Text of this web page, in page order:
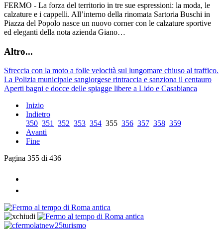
FERMO - La forza del territorio in tre sue espressioni: la moda, le
calzature e i cappelli. All’interno della rinomata Sartoria Buschi in
Piazza del Popolo nasce un nuovo corner con le calzature sportive
ed eleganti della nota azienda Giano…
Altro...
Sfreccia con la moto a folle velocità sul lungomare chiuso al traffico.
La Polizia municipale sangiorgese rintraccia e sanziona il centauro
Aperti bagni e docce delle spiagge libere a Lido e Casabianca
Inizio
Indietro
350 351 352 353 354 355 356 357 358 359
Avanti
Fine
Pagina 355 di 436